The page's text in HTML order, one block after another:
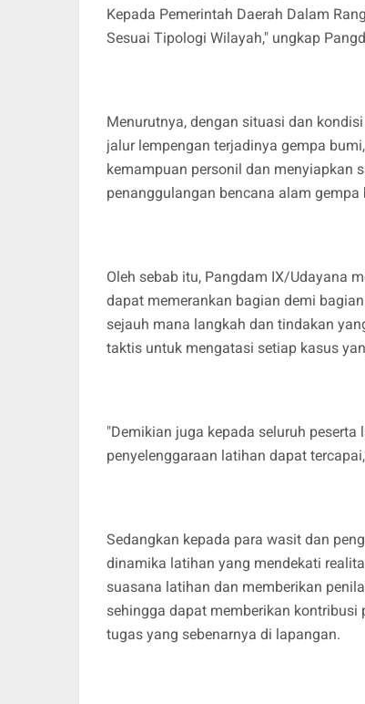
Kepada Pemerintah Daerah Dalam
Sesuai Tipologi Wilayah," ungkap
Menurutnya, dengan situasi dan
jalur lempengan terjadinya gempa
kemampuan personil dan menyiapkan
penanggulangan bencana alam
Oleh sebab itu, Pangdam IX/Udayana
dapat memerankan bagian demi
sejauh mana langkah dan tindakan
taktis untuk mengatasi setiap kasus
"Demikian juga kepada seluruh
penyelenggaraan latihan dapat
Sedangkan kepada para wasit dan
dinamika latihan yang mendekati
suasana latihan dan memberikan
sehingga dapat memberikan
tugas yang sebenarnya di lapangan.